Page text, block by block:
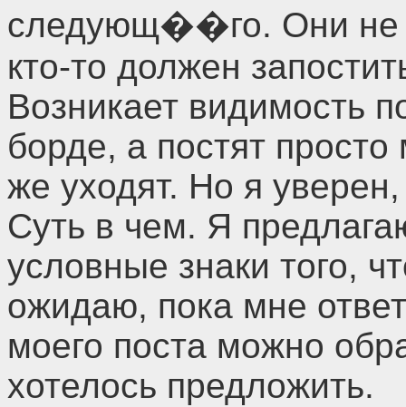
следующ��го. Они не
кто-то должен
Возникает видимость
борде, а постят
же уходят. Но я уверен,
Суть в чем. Я
условные знаки того,
ожидаю, пока мне
моего поста можно
хотелось предложить.